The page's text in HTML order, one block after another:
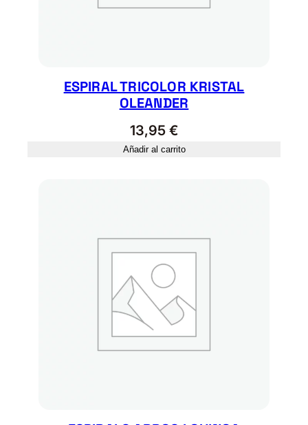
ESPIRAL TRICOLOR KRISTAL
OLEANDER
13,95 €
Añadir al carrito